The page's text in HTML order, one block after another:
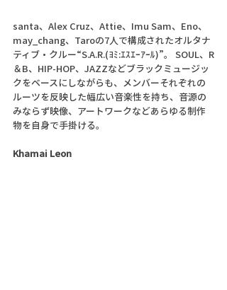
santa、Alex Cruz、Attie、Imu Sam、Eno、
may_chang、Taroの7人で構成されたオルタナ
ティブ・クルー“S.A.R.(ﾖﾐ:ｴｽｴｰｱｰﾙ)”。 SOUL、R
＆B、HIP-HOP、JAZZなどブラックミュージッ
クをベースにしながらも、メンバーそれぞれの
ルーツを反映した幅広い音楽性を持ち、音源の
みならず映像、アートワークなどあらゆる制作
物を自身で手掛ける。
Khamai Leon